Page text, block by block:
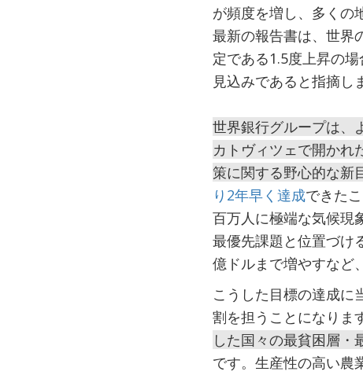
が頻度を増し、多くの
最新の報告書は、世界
定である1.5度上昇の
見込みであると指摘し
世界銀行グループは、
カトヴィツェで開かれ
策に関する野心的な新
り2年早く達成できた
百万人に極端な気候現
最優先課題と位置づけ
億ドルまで増やすなど
こうした目標の達成に
割を担うことになりま
した国々の最貧困層・
です。生産性の高い農